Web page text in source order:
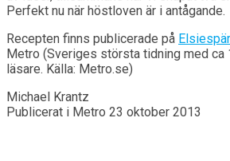
Perfekt nu när höstloven är i antågande.
Recepten finns publicerade på
Metro (Sveriges största tidning med ca
läsare. Källa: Metro.se)
Michael Krantz
Publicerat i Metro 23 oktober 2013